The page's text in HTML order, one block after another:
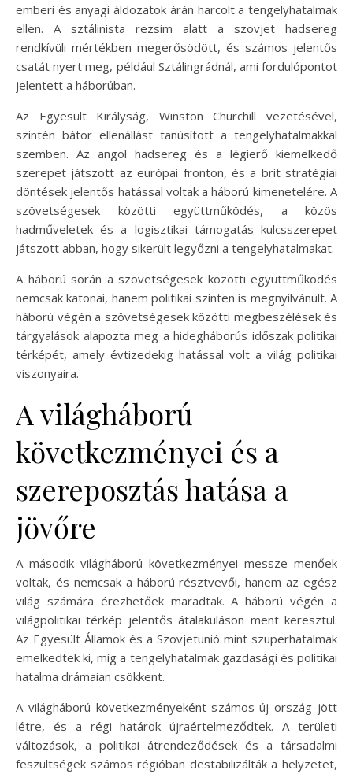
emberi és anyagi áldozatok árán harcolt a tengelyhatalmak
ellen. A sztálinista rezsim alatt a szovjet hadsereg
rendkívüli mértékben megerősödött, és számos jelentős
csatát nyert meg, például Sztálingrádnál, ami fordulópontot
jelentett a háborúban.
Az Egyesült Királyság, Winston Churchill vezetésével,
szintén bátor ellenállást tanúsított a tengelyhatalmakkal
szemben. Az angol hadsereg és a légierő kiemelkedő
szerepet játszott az európai fronton, és a brit stratégiai
döntések jelentős hatással voltak a háború kimenetelére. A
szövetségesek közötti együttműködés, a közös
hadműveletek és a logisztikai támogatás kulcsszerepet
játszott abban, hogy sikerült legyőzni a tengelyhatalmakat.
A háború során a szövetségesek közötti együttműködés
nemcsak katonai, hanem politikai szinten is megnyilvánult. A
háború végén a szövetségesek közötti megbeszélések és
tárgyalások alapozta meg a hidegháborús időszak politikai
térképét, amely évtizedekig hatással volt a világ politikai
viszonyaira.
A világháború
következményei és a
szereposztás hatása a
jövőre
A második világháború következményei messze menőek
voltak, és nemcsak a háború résztvevői, hanem az egész
világ számára érezhetőek maradtak. A háború végén a
világpolitikai térkép jelentős átalakuláson ment keresztül.
Az Egyesült Államok és a Szovjetunió mint szuperhatalmak
emelkedtek ki, míg a tengelyhatalmak gazdasági és politikai
hatalma drámaian csökkent.
A világháború következményeként számos új ország jött
létre, és a régi határok újraértelmeződtek. A területi
változások, a politikai átrendeződések és a társadalmi
feszültségek számos régióban destabilizálták a helyzetet,